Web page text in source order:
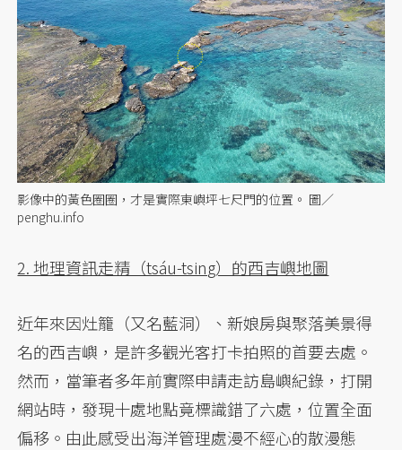
影像中的黃色圈圈，才是實際東嶼坪七尺門的位置。 圖／
penghu.info
2. 地理資訊走精（tsáu-tsing）的西吉嶼地圖
近年來因灶籠（又名藍洞）、新娘房與聚落美景得
名的西吉嶼，是許多觀光客打卡拍照的首要去處。
然而，當筆者多年前實際申請走訪島嶼紀錄，打開
網站時，發現十處地點竟標識錯了六處，位置全面
偏移。由此感受出海洋管理處漫不經心的散漫態